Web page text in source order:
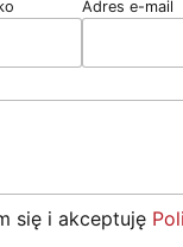
Adres e-mail
się i akceptuję